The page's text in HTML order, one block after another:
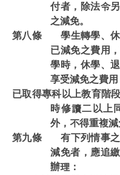
付者，除法令
之減免。
第八條 學生轉學、休
已減免之費用
學時，休學、
享受減免之費用
已取得專科以上教育階
時修讀二以上
外，不得重複減
第九條 有下列情事之
減免者，應追
辦理：